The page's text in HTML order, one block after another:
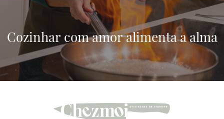
Cozinhar com amor alimenta a alma